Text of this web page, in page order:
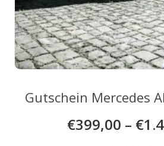
Gutschein Mercedes
€399,00 – €